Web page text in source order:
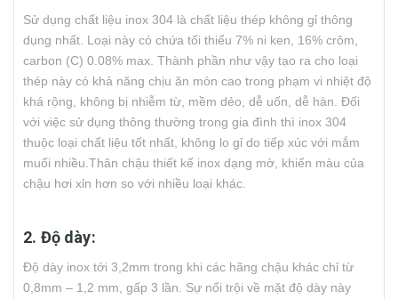
Sử dụng chất liệu inox 304 là chất liệu thép không gỉ thông
dụng nhất. Loại này có chứa tối thiểu 7% ni ken, 16% crôm,
carbon (C) 0.08% max. Thành phần như vậy tạo ra cho loại
thép này có khả năng chịu ăn mòn cao trong phạm vi nhiệt độ
khá rộng, không bị nhiễm từ, mềm dẻo, dễ uốn, dễ hàn. Đối
với việc sử dụng thông thường trong gia đình thì inox 304
thuộc loại chất liệu tốt nhất, không lo gỉ do tiếp xúc với mắm
muối nhiều.Thân chậu thiết kế inox dạng mờ, khiến màu của
chậu hơi xỉn hơn so với nhiều loại khác.
2. Độ dày:
Độ dày inox tới 3,2mm trong khi các hãng chậu khác chỉ từ
0,8mm – 1,2 mm, gấp 3 lần. Sự nổi trội về mặt độ dày này